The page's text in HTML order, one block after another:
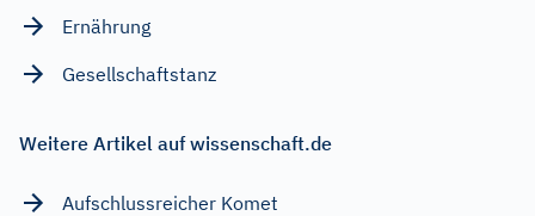
Ernährung
Gesellschaftstanz
Weitere Artikel auf wissenschaft.de
Aufschlussreicher Komet